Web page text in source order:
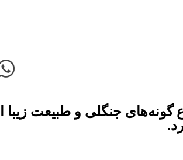
و تنوع گونه‌های جنگلی و طبیعت